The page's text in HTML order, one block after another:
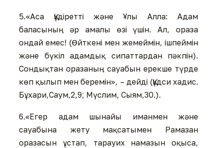
5.«Аса Құдіретті және Ұлы Алла: Адам
баласының әр амалы өзі үшін. Ал, ораза
ондай емес! (Өйткені мен жемеймін, ішпеймін
және бүкіл адамдық сипаттардан пәкпін).
Сондықтан оразаның сауабын ерекше түрде
көп қылып мен беремін», – дейді (Құдси хадис.
Бұхари,Саум,2,9; Мүслим, Сыям,30.).
6.«Егер адам шынайы иманмен және
сауабына жету мақсатымен Рамазан
оразасын ұстап, тарауих намазын оқыса,